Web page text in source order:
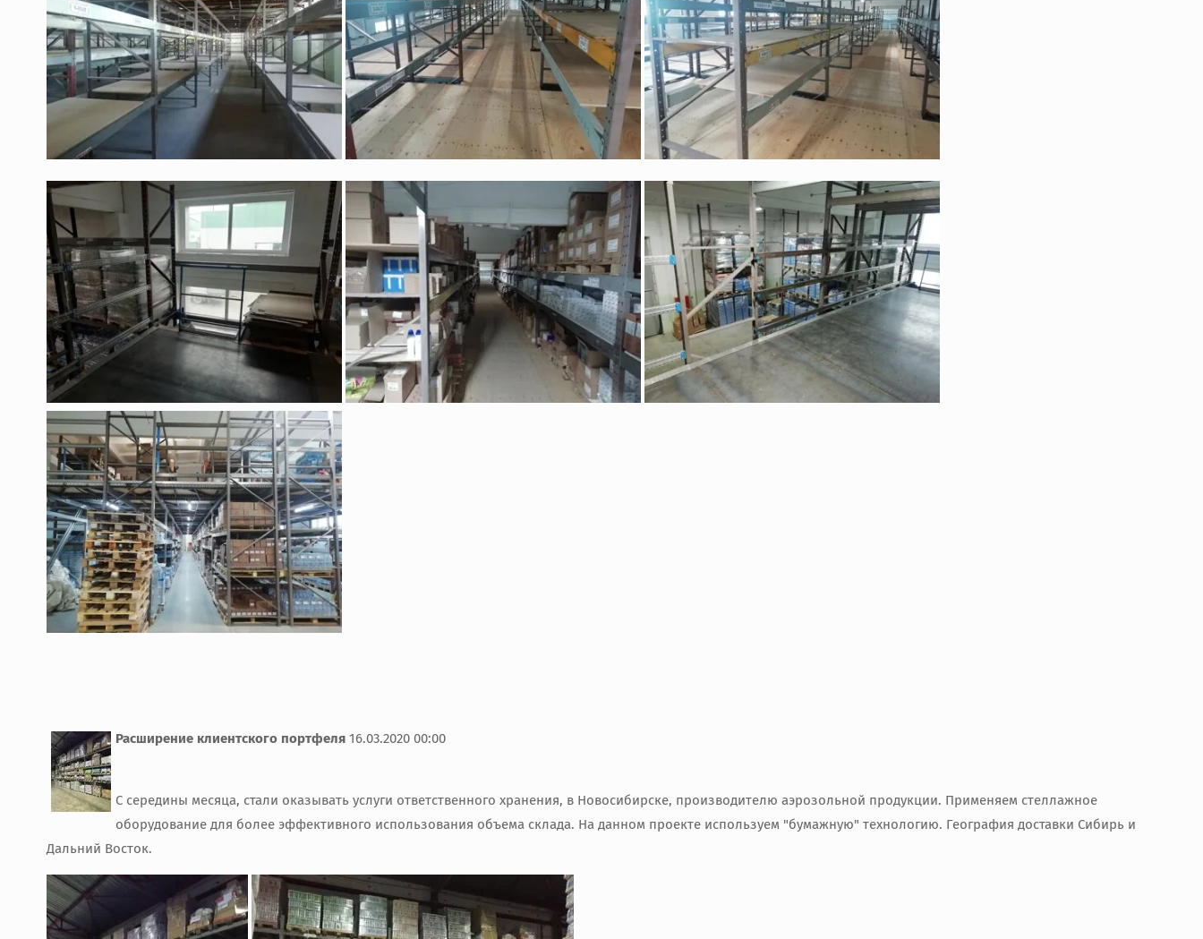
Расширение клиентского портфеля 16.03.2020 00:00
С середины месяца, стали оказывать услуги ответственного хранения, в Новосибирске, производителю аэрозольной продукции. Применяем стеллажное
оборудование для более эффективного использования объема склада. На данном проекте используем "бумажную" технологию. География доставки Сибирь и
Дальний Восток.